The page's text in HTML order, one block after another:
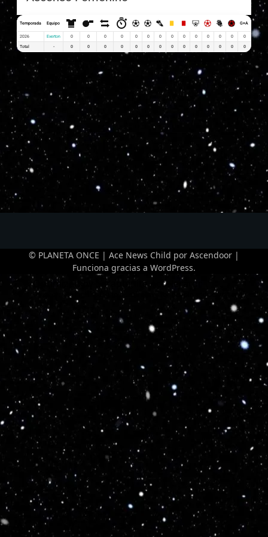
Temporada Equipo G+A G x PJ
2026 Everton 0 0 0 0 0 0 0 0 0 0 0 0 0 0 0
Total - 0 0 0 0 0 0 0 0 0 0 0 0 0 0
© PLANETA ONCE | Ace News Child por Ascendoor |
Funciona gracias a WordPress.
Optimized by Seraphinite Accelerator
Turns on site high speed to be attractive for people and search engines.